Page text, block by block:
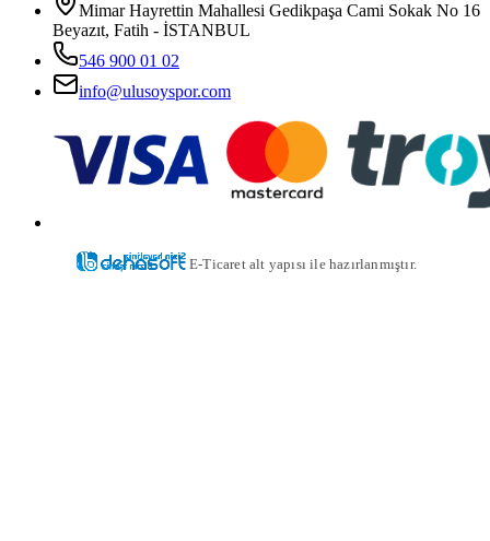
Mimar Hayrettin Mahallesi Gedikpaşa Cami Sokak No 16
Beyazıt, Fatih - İSTANBUL
546 900 01 02
info@ulusoyspor.com
E-Ticaret alt yapısı ile hazırlanmıştır.